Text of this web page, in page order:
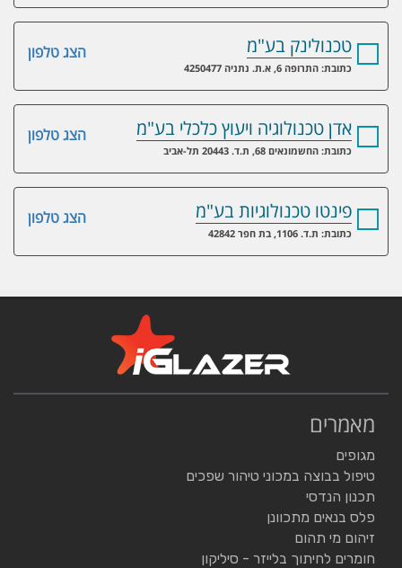
הצג טלפון טכנולינק בע"מ
כתובת: התרופה 6, א.ת. נתניה 4250477
הצג טלפון אדן טכנולוגיה ויעוץ כלכלי בע"מ
כתובת: החשמונאים 68, ת.ד. 20443 תל-אביב
הצג טלפון פינטו טכנולוגיות בע"מ
כתובת: ת.ד. 1106, בת חפר 42842
מאמרים
מגופים
טיפול בבוצה במכוני טיהור שפכים
תכנון הנדסי
פלס בנאים מתכוונן
זיהום מי תהום
חומרים לחיתוך בלייזר - סיליקון